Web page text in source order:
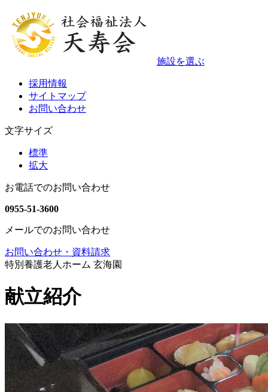
施設を選ぶ
採用情報
サイトマップ
お問い合わせ
文字サイズ
標準
拡大
お電話でのお問い合わせ
0955-51-3600
メールでのお問い合わせ
お問い合わせ・資料請求
特別養護老人ホーム 玄海園
献立紹介